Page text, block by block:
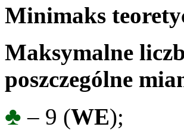
Minimaks
Maksymalne
poszczególne
♣ – 9 (WE);